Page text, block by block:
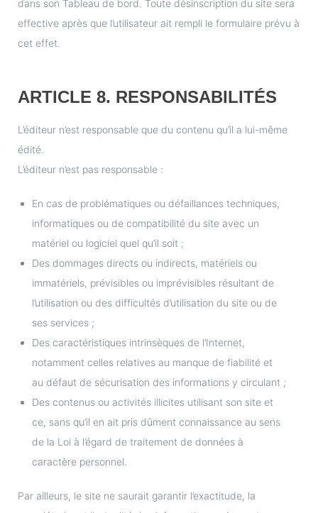
dans son Tableau de bord. Toute désinscription du site sera
effective après que l’utilisateur ait rempli le formulaire prévu à
cet effet.
ARTICLE 8. RESPONSABILITÉS
L’éditeur n’est responsable que du contenu qu’il a lui-même
édité.
L’éditeur n’est pas responsable :
En cas de problématiques ou défaillances techniques,
informatiques ou de compatibilité du site avec un
matériel ou logiciel quel qu’il soit ;
Des dommages directs ou indirects, matériels ou
immatériels, prévisibles ou imprévisibles résultant de
l’utilisation ou des difficultés d’utilisation du site ou de
ses services ;
Des caractéristiques intrinsèques de l’Internet,
notamment celles relatives au manque de fiabilité et
au défaut de sécurisation des informations y circulant ;
Des contenus ou activités illicites utilisant son site et
ce, sans qu’il en ait pris dûment connaissance au sens
de la Loi à l’égard de traitement de données à
caractère personnel.
Par ailleurs, le site ne saurait garantir l’exactitude, la